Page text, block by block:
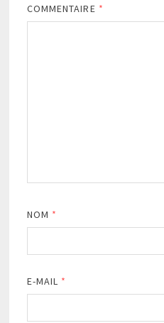
COMMENTAIRE *
NOM *
E-MAIL *